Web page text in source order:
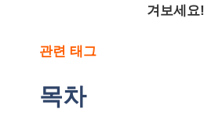
겨보세요!
관련 태그
목차